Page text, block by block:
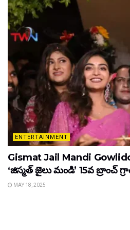
ENTERTAINMENT
Gismat Jail Mandi
‘జిస్మత్ జైలు మండి’ 15వ బ్రాంచ్
MAY 18, 2025